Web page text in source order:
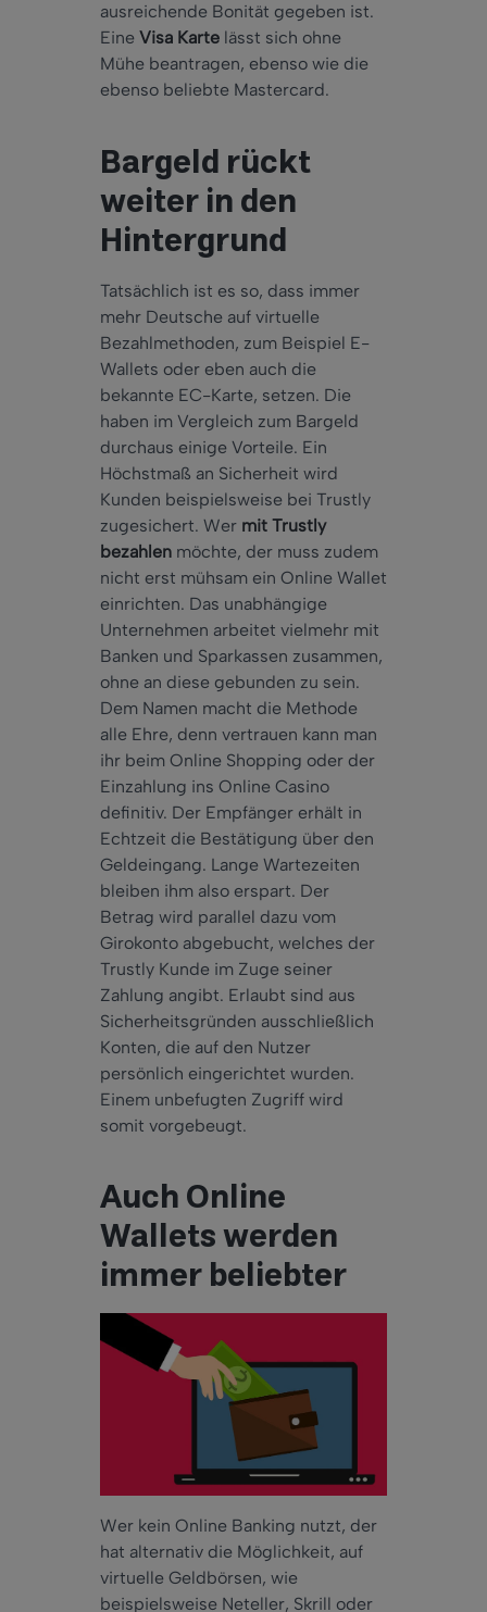
ausreichende Bonität gegeben ist.
Eine Visa Karte lässt sich ohne
Mühe beantragen, ebenso wie die
ebenso beliebte Mastercard.
Bargeld rückt
weiter in den
Hintergrund
Tatsächlich ist es so, dass immer
mehr Deutsche auf virtuelle
Bezahlmethoden, zum Beispiel E-
Wallets oder eben auch die
bekannte EC-Karte, setzen. Die
haben im Vergleich zum Bargeld
durchaus einige Vorteile. Ein
Höchstmaß an Sicherheit wird
Kunden beispielsweise bei Trustly
zugesichert. Wer mit Trustly
bezahlen möchte, der muss zudem
nicht erst mühsam ein Online Wallet
einrichten. Das unabhängige
Unternehmen arbeitet vielmehr mit
Banken und Sparkassen zusammen,
ohne an diese gebunden zu sein.
Dem Namen macht die Methode
alle Ehre, denn vertrauen kann man
ihr beim Online Shopping oder der
Einzahlung ins Online Casino
definitiv. Der Empfänger erhält in
Echtzeit die Bestätigung über den
Geldeingang. Lange Wartezeiten
bleiben ihm also erspart. Der
Betrag wird parallel dazu vom
Girokonto abgebucht, welches der
Trustly Kunde im Zuge seiner
Zahlung angibt. Erlaubt sind aus
Sicherheitsgründen ausschließlich
Konten, die auf den Nutzer
persönlich eingerichtet wurden.
Einem unbefugten Zugriff wird
somit vorgebeugt.
Auch Online
Wallets werden
immer beliebter
Wer kein Online Banking nutzt, der
hat alternativ die Möglichkeit, auf
virtuelle Geldbörsen, wie
beispielsweise Neteller, Skrill oder